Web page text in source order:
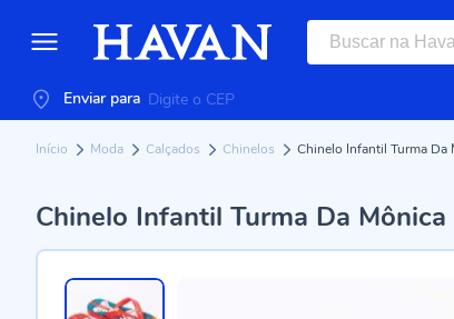
Enviar para
Início Moda Calçados Chinelos Chinelo Infantil Turma Da
Chinelo Infantil Turma Da